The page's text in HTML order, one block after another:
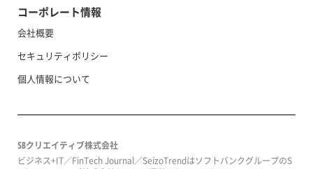
コーポレート情報
会社概要
セキュリティポリシー
個人情報について
SBクリエイティブ株式会社
ビジネス+IT／FinTech Journal／SeizoTrendはソフトバンクグループのS